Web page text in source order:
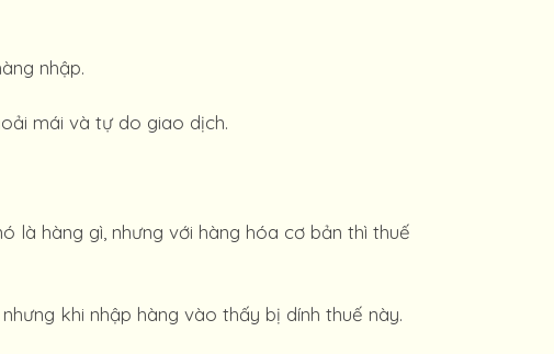
nhập.
mái và tự do giao dịch.
là hàng gì, nhưng với hàng hóa cơ bản thì thuế
khi nhập hàng vào thấy bị dính thuế này.